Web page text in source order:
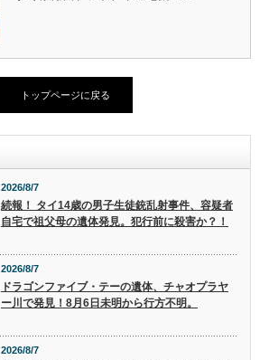
トップページに戻る
2026/8/7
続報！ タイ14歳の男子生徒銃乱射事件、容疑者
自宅で祖父母の遺体発見。犯行前に殺害か？！
2026/8/7
ドラゴンファイブ・テーの遺体、チャオプラヤ
ー川で発見！8月6日未明から行方不明。
2026/8/7